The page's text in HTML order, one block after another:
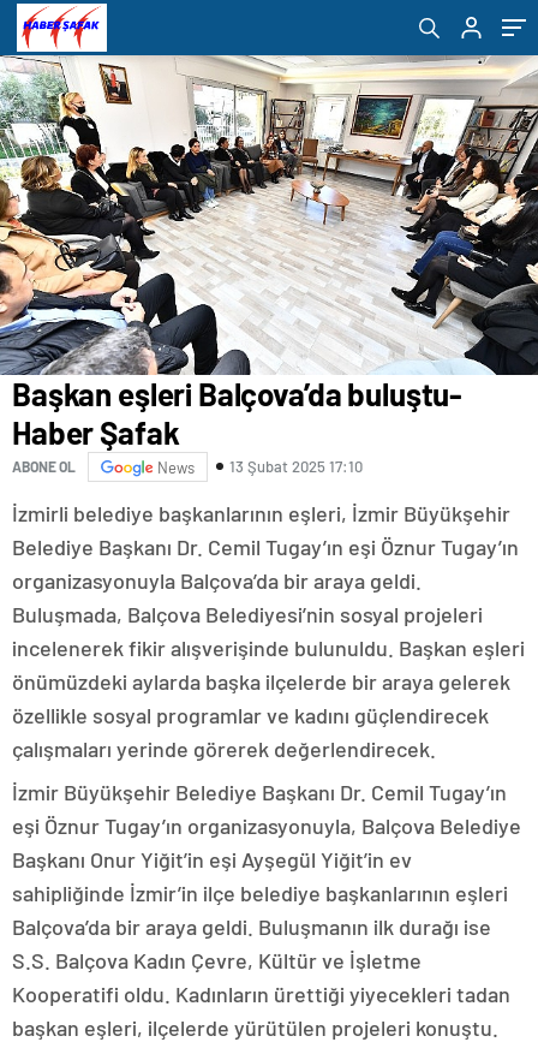
Başkan eşleri Balçova’da buluştu-
Haber Şafak
ABONE OL News 13 Şubat 2025 17:10
İzmirli belediye başkanlarının eşleri, İzmir Büyükşehir
Belediye Başkanı Dr. Cemil Tugay’ın eşi Öznur Tugay’ın
organizasyonuyla Balçova’da bir araya geldi.
Buluşmada, Balçova Belediyesi’nin sosyal projeleri
incelenerek fikir alışverişinde bulunuldu. Başkan eşleri
önümüzdeki aylarda başka ilçelerde bir araya gelerek
özellikle sosyal programlar ve kadını güçlendirecek
çalışmaları yerinde görerek değerlendirecek.
İzmir Büyükşehir Belediye Başkanı Dr. Cemil Tugay’ın
eşi Öznur Tugay’ın organizasyonuyla, Balçova Belediye
Başkanı Onur Yiğit’in eşi Ayşegül Yiğit’in ev
sahipliğinde İzmir’in ilçe belediye başkanlarının eşleri
Balçova’da bir araya geldi. Buluşmanın ilk durağı ise
S.S. Balçova Kadın Çevre, Kültür ve İşletme
Kooperatifi oldu. Kadınların ürettiği yiyecekleri tadan
başkan eşleri, ilçelerde yürütülen projeleri konuştu.
çocuklar için yeni bir iş birliğine imza attı-
Haber Şafak